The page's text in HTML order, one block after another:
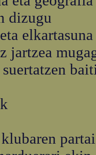
dizugu
jartzea